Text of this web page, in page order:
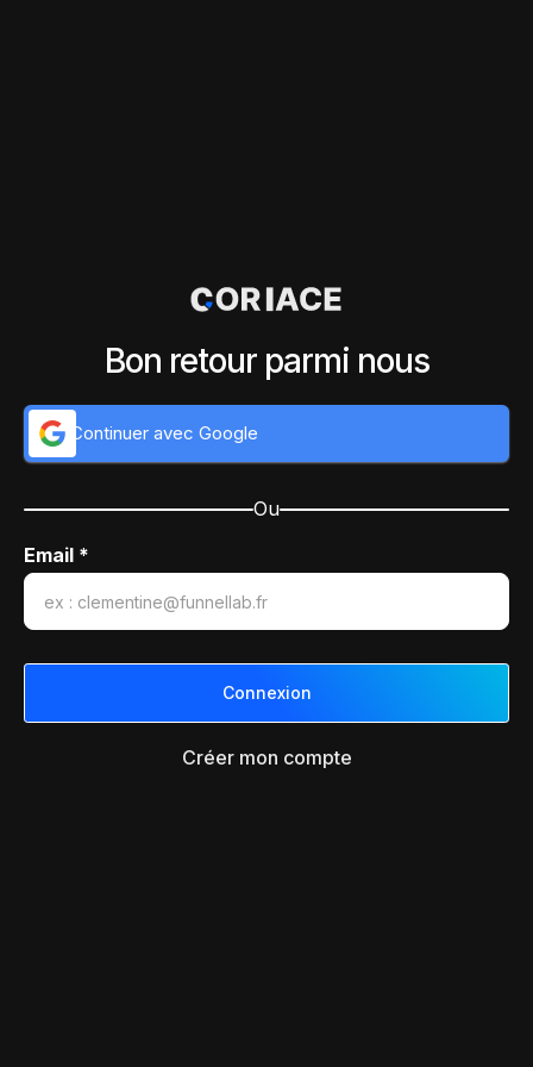
Bon retour parmi nous
Continuer avec Google
Ou
Email *
Créer mon compte